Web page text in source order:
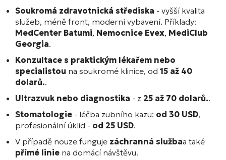
Soukromá zdravotnická střediska - vyšší kvalita
služeb, méně front, moderní vybavení. Příklady:
MedCenter Batumi, Nemocnice Evex, MediClub
Georgia.
Konzultace s praktickým lékařem nebo
specialistou na soukromé klinice, od 15 až 40
dolarů..
Ultrazvuk nebo diagnostika - z 25 až 70 dolarů..
Stomatologie - léčba zubního kazu: od 30 USD,
profesionální úklid - od 25 USD.
V případě nouze funguje záchranná službaa také
přímé linie na domácí návštěvu.